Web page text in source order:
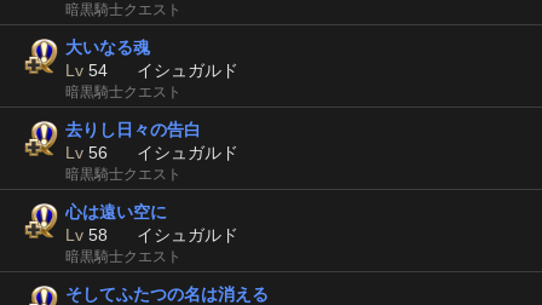
暗黒騎士クエスト
大いなる魂
Lv 54 イシュガルド
暗黒騎士クエスト
去りし日々の告白
Lv 56 イシュガルド
暗黒騎士クエスト
心は遠い空に
Lv 58 イシュガルド
暗黒騎士クエスト
そしてふたつの名は消える